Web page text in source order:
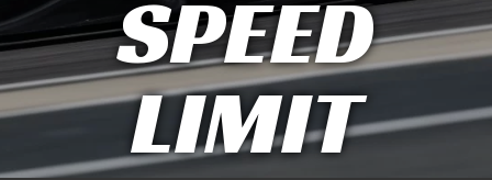
SPEED
LIMIT